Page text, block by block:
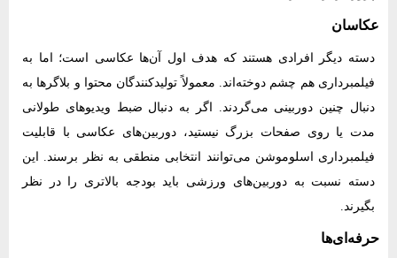
عکاسان
دسته دیگر افرادی هستند که هدف اول آن‌ها عکاسی است؛ اما به
فیلمبرداری هم چشم دوخته‌اند. معمولاً تولیدکنندگان محتوا و بلاگرها به
دنبال چنین دوربینی می‌گردند. اگر به دنبال ضبط ویدیوهای طولانی
مدت یا روی صفحات بزرگ نیستید، دوربین‌های عکاسی با قابلیت
فیلمبرداری اسلوموشن می‌توانند انتخابی منطقی به نظر برسند. این
دسته نسبت به دوربین‌های ورزشی باید بودجه بالاتری را در نظر
بگیرند.
حرفه‌ای‌ها